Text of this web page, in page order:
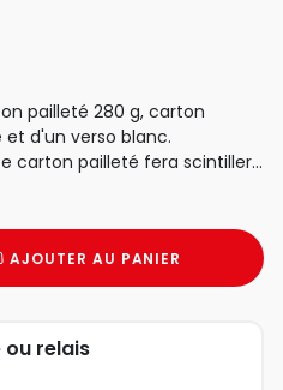
pailleté 280 g, carton
d'un verso blanc.
carton pailleté fera scintiller...
AJOUTER AU PANIER
ou relais